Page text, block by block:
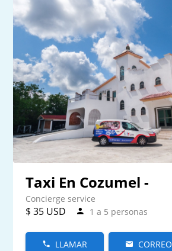
Taxi En Cozumel -
Concierge service
$ 35 USD 1 a 5 personas
LLAMAR CORREO